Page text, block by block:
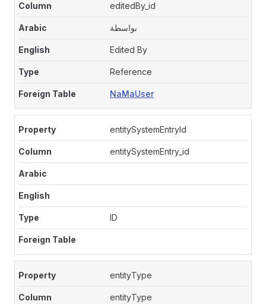
editedBy_id
بواسطة
Edited By
Reference
NaMaUser
entitySystemEntryId
entitySystemEntry_id
ID
entityType
entityType